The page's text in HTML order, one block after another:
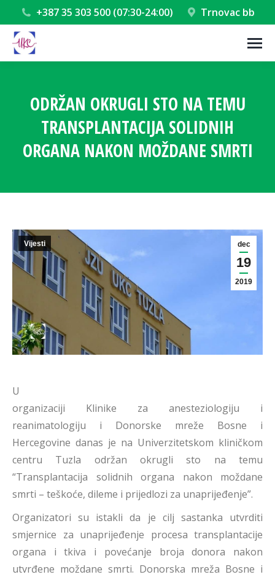
+387 35 303 500 (07:30-24:00) Trnovac bb
ODRŽAN OKRUGLI STO NA TEMU
TRANSPLANTACIJA SOLIDNIH
ORGANA NAKON MOŽDANE SMRTI
dec
19
2019
Vijesti
U
organizaciji Klinike za anesteziologiju i
reanimatologiju i Donorske mreže Bosne i
Hercegovine danas je na Univerzitetskom kliničkom
centru Tuzla održan okrugli sto na temu
“Transplantacija solidnih organa nakon moždane
smrti – teškoće, dileme i prijedlozi za unaprijeđenje”.
Organizatori su istakli da je cilj sastanka utvrditi
smjernice za unaprijeđenje procesa transplantacije
organa i tkiva i povećanje broja donora nakon
utvrđene moždane smrti. Donorska mreža Bosne i